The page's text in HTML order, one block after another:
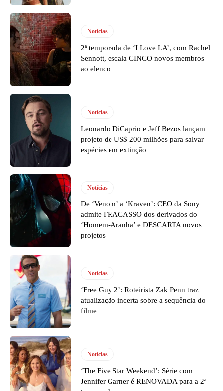
Notícias
2ª temporada de ‘I Love LA’, com Rachel
Sennott, escala CINCO novos membros
ao elenco
Notícias
Leonardo DiCaprio e Jeff Bezos lançam
projeto de US$ 200 milhões para salvar
espécies em extinção
Notícias
De ‘Venom’ a ‘Kraven’: CEO da Sony
admite FRACASSO dos derivados do
‘Homem-Aranha’ e DESCARTA novos
projetos
Notícias
‘Free Guy 2’: Roteirista Zak Penn traz
atualização incerta sobre a sequência do
filme
Notícias
‘The Five Star Weekend’: Série com
Jennifer Garner é RENOVADA para a 2ª